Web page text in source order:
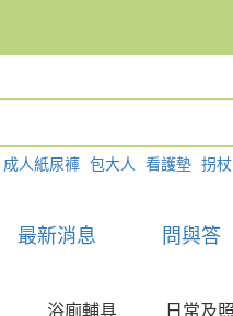
成人紙尿褲 包大人 看護墊 拐杖
最新消息 問與答
浴廁輔具 日常及